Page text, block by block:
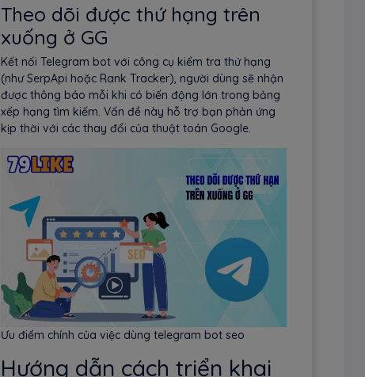
Theo dõi được thứ hạng trên
xuống ở GG
Kết nối Telegram bot với công cụ kiểm tra thứ hạng
(như SerpApi hoặc Rank Tracker), người dùng sẽ nhận
được thông báo mỗi khi có biến động lớn trong bảng
xếp hạng tìm kiếm. Vấn đề này hỗ trợ bạn phản ứng
kịp thời với các thay đổi của thuật toán Google.
Ưu điểm chính của việc dùng telegram bot seo
Hướng dẫn cách triển khai